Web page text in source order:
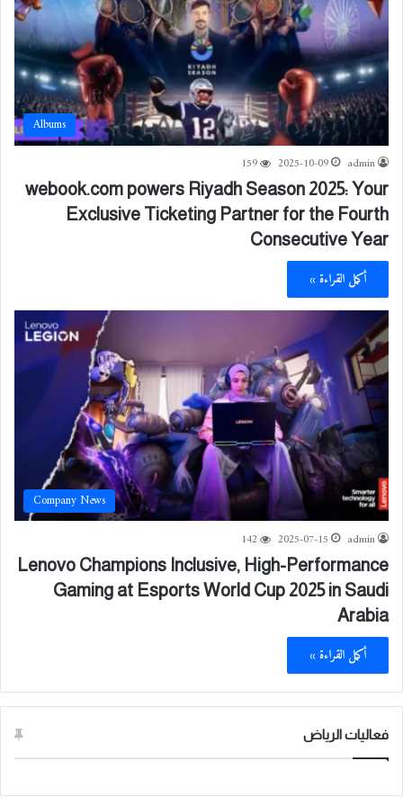
Albums
admin
2025-10-09
159
webook.com powers Riyadh Season 2025: Your
Exclusive Ticketing Partner for the Fourth
Consecutive Year
أكمل القراءة »
Company News
admin
2025-07-15
142
Lenovo Champions Inclusive, High-Performance
Gaming at Esports World Cup 2025 in Saudi
Arabia
أكمل القراءة »
فعاليات الرياض